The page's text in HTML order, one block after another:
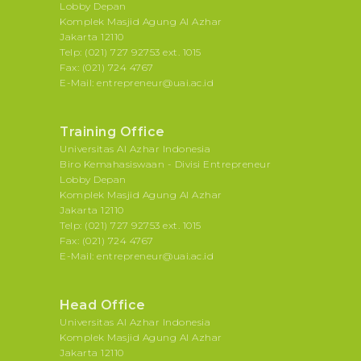
Lobby Depan
Komplek Masjid Agung Al Azhar
Jakarta 12110
Telp: (021) 727 92753 ext. 1015
Fax: (021) 724 4767
E-Mail: entrepreneur@uai.ac.id
Training Office
Universitas Al Azhar Indonesia
Biro Kemahasiswaan - Divisi Entrepreneur
Lobby Depan
Komplek Masjid Agung Al Azhar
Jakarta 12110
Telp: (021) 727 92753 ext. 1015
Fax: (021) 724 4767
E-Mail: entrepreneur@uai.ac.id
Head Office
Universitas Al Azhar Indonesia
Komplek Masjid Agung Al Azhar
Jakarta 12110